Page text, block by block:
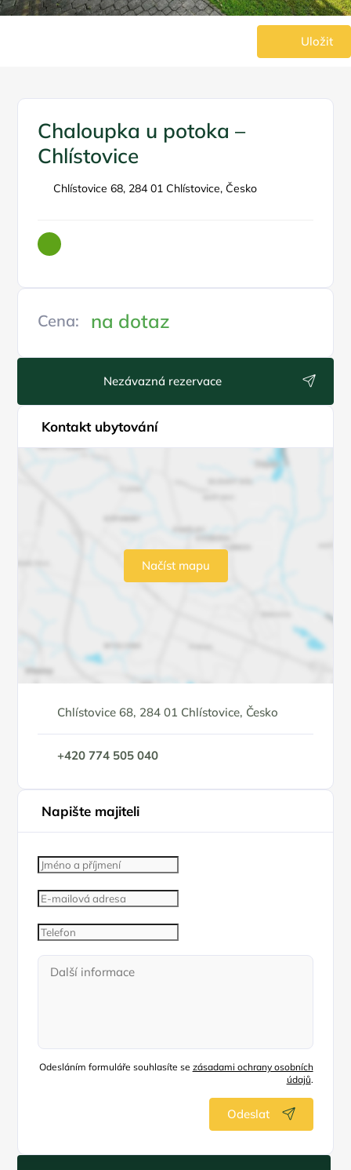
Uložit
Chaloupka u potoka –
Chlístovice
Chlístovice 68, 284 01 Chlístovice, Česko
Cena: na dotaz
Nezávazná rezervace
Kontakt ubytování
Načíst mapu
Chlístovice 68, 284 01 Chlístovice, Česko
+420 774 505 040
Napište majiteli
Odesláním formuláře souhlasíte se zásadami ochrany osobních
údajů.
Odeslat